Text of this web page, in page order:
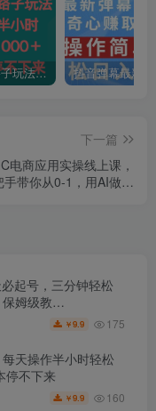
男粉引流野路子玩法，每天操作半小时轻松日入1000＋，流量根本停不下来
下一篇
电商应用实操线上课，
手带你从0-1，用AI做电
起号，三分钟轻松
保姆级教…
￥9.9 175
天操作半小时轻松
停不下来
￥9.9 160